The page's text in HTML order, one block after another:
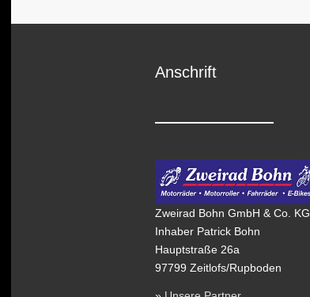
Anschrift
Zweirad Bohn GmbH & Co. KG
Inhaber Patrick Bohn
Hauptstraße 26a
97799 Zeitlofs/Rupboden